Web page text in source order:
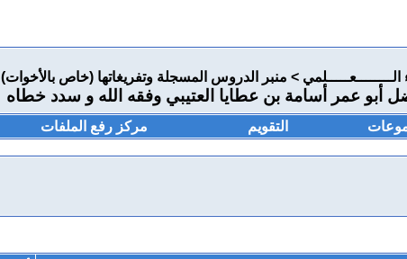
الــــــــعـــــلمي > منبر الدروس المسجلة وتفريغاتها (خاص بالأخوات)
أبو عمر أسامة بن عطايا العتيبي وفقه الله و سدد خطاه
التقويم مركز رفع الملفات